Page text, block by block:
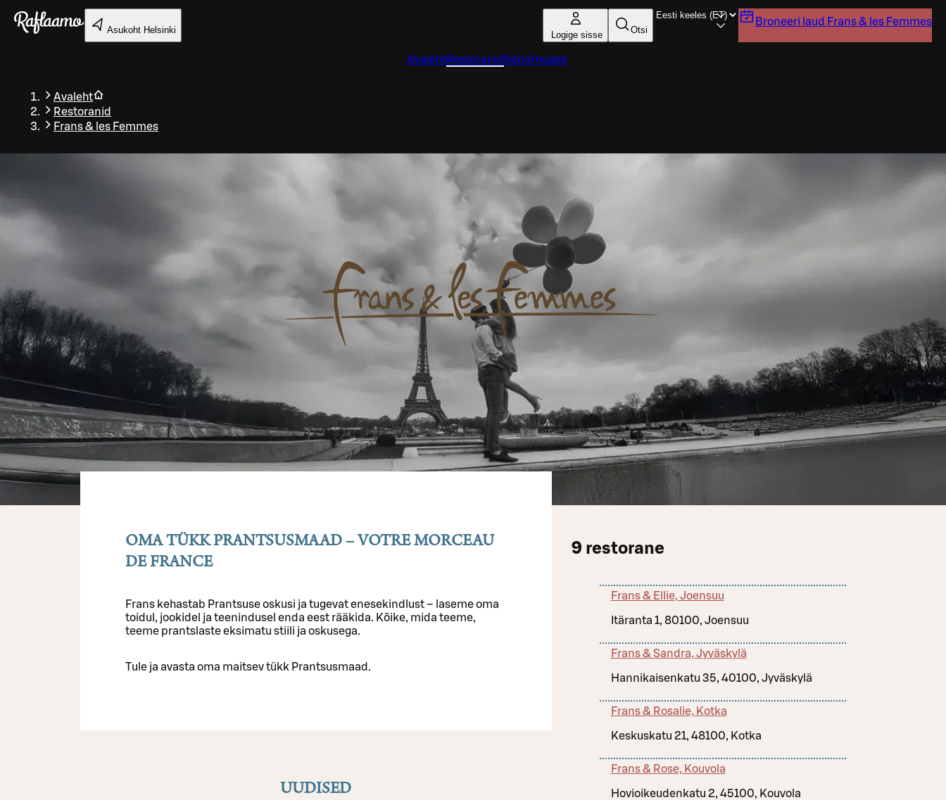
Liigu peamise sisu juurde
Asukoht Helsinki Logige sisse Otsi
Broneeri laud Frans & les Femmes
AvalehtRestoranidSündmused
Avaleht
Restoranid
Frans & les Femmes
OMA TÜKK PRANTSUSMAAD – VOTRE MORCEAU
DE FRANCE
Frans kehastab Prantsuse oskusi ja tugevat enesekindlust – laseme oma
toidul, jookidel ja teenindusel enda eest rääkida. Kõike, mida teeme,
teeme prantslaste eksimatu stiili ja oskusega.
Tule ja avasta oma maitsev tükk Prantsusmaad.
UUDISED
9 restorane
Frans & Ellie, Joensuu
Itäranta 1, 80100, Joensuu
Frans & Sandra, Jyväskylä
Hannikaisenkatu 35, 40100, Jyväskylä
Frans & Rosalie, Kotka
Keskuskatu 21, 48100, Kotka
Frans & Rose, Kouvola
Hovioikeudenkatu 2, 45100, Kouvola